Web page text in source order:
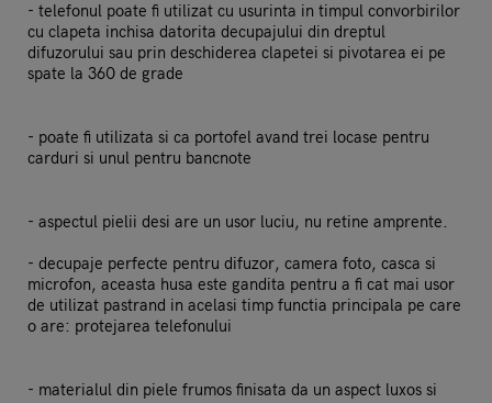
- telefonul poate fi utilizat cu usurinta in timpul convorbirilor
cu clapeta inchisa datorita decupajului din dreptul
difuzorului sau prin deschiderea clapetei si pivotarea ei pe
spate la 360 de grade
- poate fi utilizata si ca portofel avand trei locase pentru
carduri si unul pentru bancnote
- aspectul pielii desi are un usor luciu, nu retine amprente.
- decupaje perfecte pentru difuzor, camera foto, casca si
microfon, aceasta husa este gandita pentru a fi cat mai usor
de utilizat pastrand in acelasi timp functia principala pe care
o are: protejarea telefonului
- materialul din piele frumos finisata da un aspect luxos si